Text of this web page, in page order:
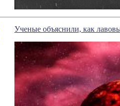
Ученые объяснили, как